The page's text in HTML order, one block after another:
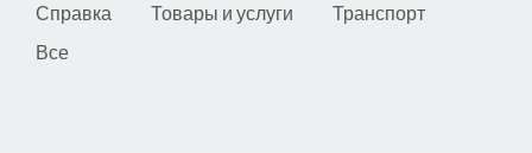
Справка
Товары и услуги
Транспорт
Все